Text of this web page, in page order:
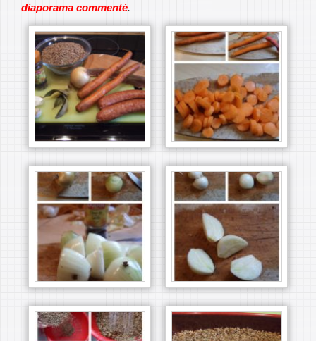
diaporama commenté.